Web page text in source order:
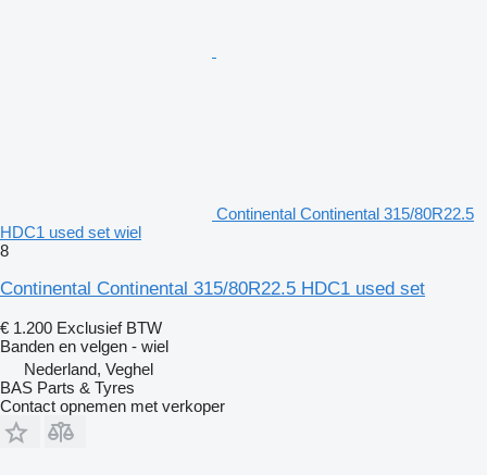
Continental Continental 315/80R22.5
HDC1 used set wiel
8
Continental Continental 315/80R22.5 HDC1 used set
€ 1.200 Exclusief BTW
Banden en velgen - wiel
Nederland, Veghel
BAS Parts & Tyres
Contact opnemen met verkoper